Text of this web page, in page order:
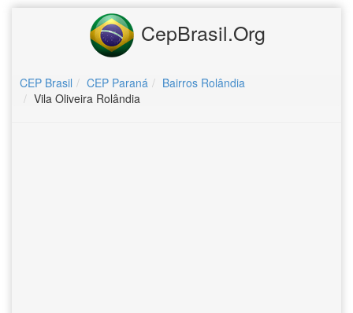
CepBrasil.Org
CEP Brasil CEP Paraná
Bairros Rolândia
Vila Oliveira Rolândia